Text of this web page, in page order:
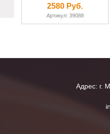
2580 Руб.
Артикул: 39088
Адрес: г.